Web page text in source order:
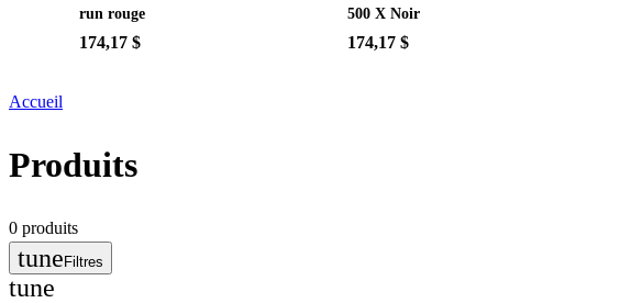
run rouge
174,17 $
500 X Noir
174,17 $
Accueil
Produits
0 produits
tune Filtres
tune